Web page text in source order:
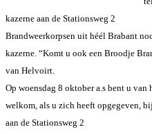
kazerne aan de Stationsweg 2
Brandweerkorpsen uit héél Brabant
kazerne. “Komt u ook een Broodje
van Helvoirt.
Op woensdag 8 oktober a.s bent u van
welkom, als u zich heeft opgegeven,
aan de Stationsweg 2